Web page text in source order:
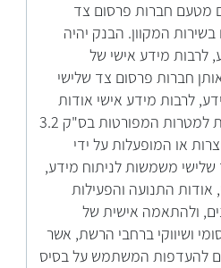
מטעם חברות פרסום צד
המקוון. הבנק יהיה
לרבות מידע אישי של
חברות פרסום צד שלישי
לרבות מידע אישי אודות
המשתמשים, וזאת למטרות המפורטות בס"ק 3.2
או המופעלות על ידי
משמשות לניתוח מידע,
אודות התנועה והפעילות
ולהתאמה אישית של
ושיווקי ברחבי הרשת, אשר
להעדפות המשתמש על בסיס